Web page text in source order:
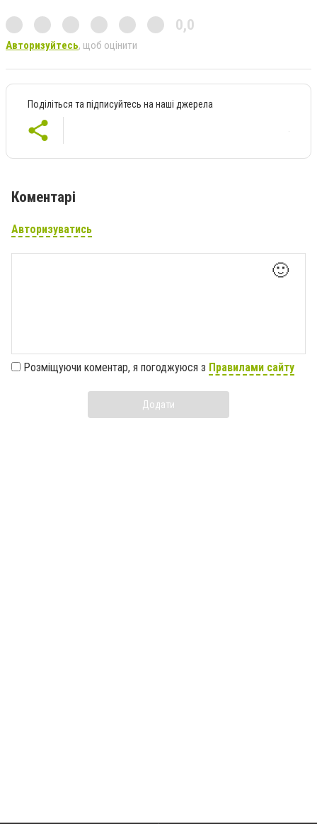
0,0
Авторизуйтесь, щоб оцінити
Поділіться та підписуйтесь на наші джерела
Коментарі
Авторизуватись
🙂
Розміщуючи коментар, я погоджуюся з Правилами сайту
Додати